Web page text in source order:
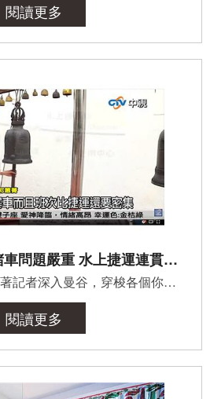
閱讀更多
曼遊新泰度~曼谷堵車問題嚴重 水上捷運連貫東西 │中視新聞專題 20150320
AK的旅遊規劃師，帶著記者深入曼谷，穿梭各個你可能沒聽過的地方！如果沒有豐富的資訊，怎麼能做到？！ 有人...
閱讀更多